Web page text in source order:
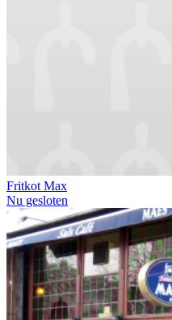
Fritkot Max
Nu gesloten